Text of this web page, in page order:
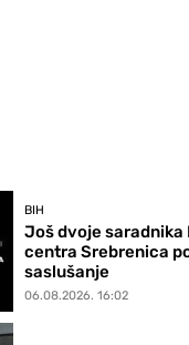
BIH
Još dvoje saradnika
centra Srebrenica
saslušanje
06.08.2026. 16:02